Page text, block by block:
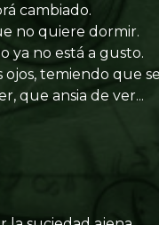
cambiado.
no quiere dormir.
ya no está a gusto.
ojos, temiendo que
que ansia de ver...